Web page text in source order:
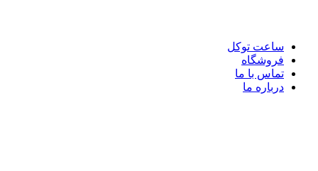
ساعت توکل
فروشگاه
تماس با ما
درباره ما